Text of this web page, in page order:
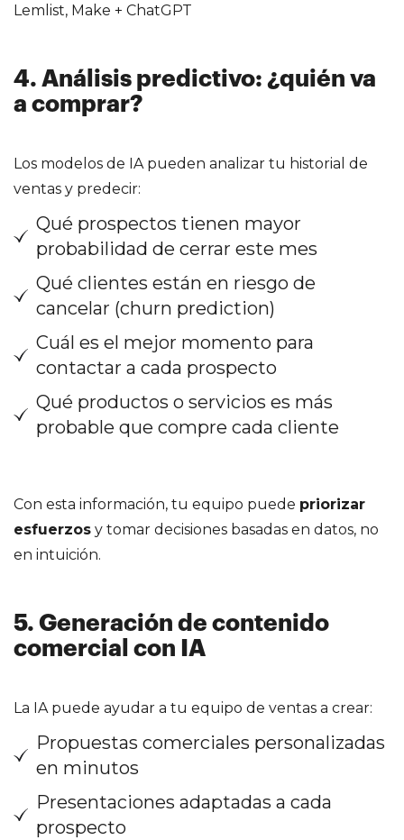
Lemlist, Make + ChatGPT
4. Análisis predictivo: ¿quién va
a comprar?
Los modelos de IA pueden analizar tu historial de
ventas y predecir:
Qué prospectos tienen mayor
probabilidad de cerrar este mes
Qué clientes están en riesgo de
cancelar (churn prediction)
Cuál es el mejor momento para
contactar a cada prospecto
Qué productos o servicios es más
probable que compre cada cliente
Con esta información, tu equipo puede priorizar
esfuerzos y tomar decisiones basadas en datos, no
en intuición.
5. Generación de contenido
comercial con IA
La IA puede ayudar a tu equipo de ventas a crear:
Propuestas comerciales personalizadas
en minutos
Presentaciones adaptadas a cada
prospecto